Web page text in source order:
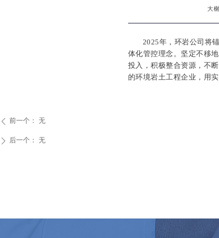
大
2025年，环岩公司将
体化管控理念。坚定不移
投入，积极整合资源，不
的环境岩土工程企业，用
ꄴ 前一个： 无
ꄲ 后一个： 无